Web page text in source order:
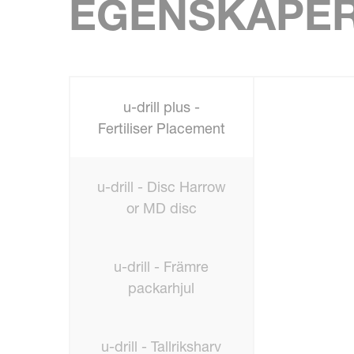
u-drill plus -
Fertiliser Placement
u-drill - Disc Harrow
or MD disc
u-drill - Främre
packarhjul
u-drill - Tallriksharv